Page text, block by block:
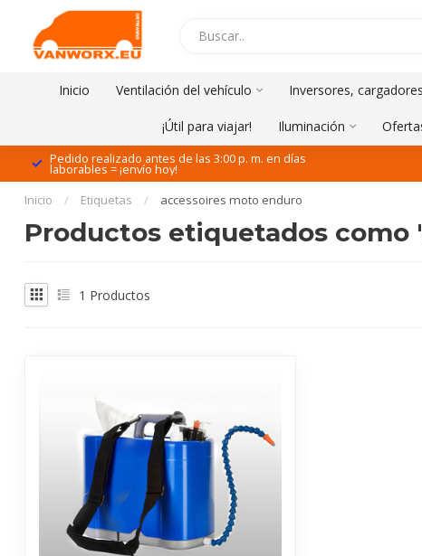
Inicio Ventilación del vehículo Inversores,
¡Útil para viajar! Iluminación
Pedido realizado antes de las 3:00 p. m. en días
laborables = ¡envío hoy!
Inicio / Etiquetas / accessoires moto enduro
Productos etiquetados como
1 Productos